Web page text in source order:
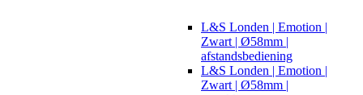
L&S Londen | Emotion |
Zwart | Ø58mm |
afstandsbediening
L&S Londen | Emotion |
Zwart | Ø58mm |